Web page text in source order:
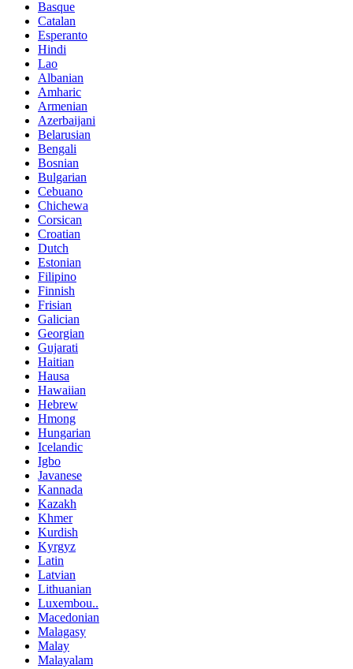
Basque
Catalan
Esperanto
Hindi
Lao
Albanian
Amharic
Armenian
Azerbaijani
Belarusian
Bengali
Bosnian
Bulgarian
Cebuano
Chichewa
Corsican
Croatian
Dutch
Estonian
Filipino
Finnish
Frisian
Galician
Georgian
Gujarati
Haitian
Hausa
Hawaiian
Hebrew
Hmong
Hungarian
Icelandic
Igbo
Javanese
Kannada
Kazakh
Khmer
Kurdish
Kyrgyz
Latin
Latvian
Lithuanian
Luxembou..
Macedonian
Malagasy
Malay
Malayalam